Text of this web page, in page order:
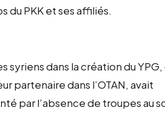
du PKK et ses affiliés.
syriens dans la création du YPG,
partenaire dans l’OTAN, avait
par l’absence de troupes au